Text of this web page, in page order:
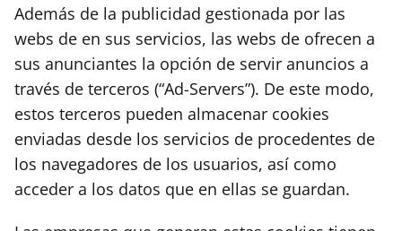
Además de la publicidad gestionada por las
webs de en sus servicios, las webs de ofrecen a
sus anunciantes la opción de servir anuncios a
través de terceros (“Ad-Servers”). De este modo,
estos terceros pueden almacenar cookies
enviadas desde los servicios de procedentes de
los navegadores de los usuarios, así como
acceder a los datos que en ellas se guardan.